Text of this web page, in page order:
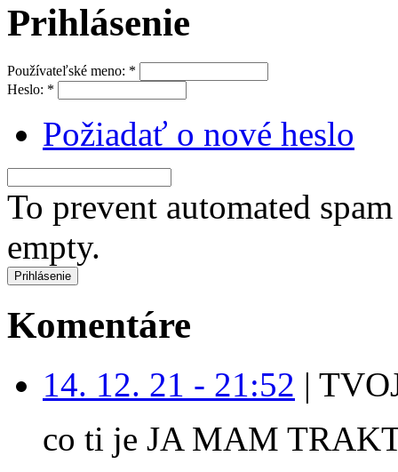
Prihlásenie
Používateľské meno: *
Heslo: *
Požiadať o nové heslo
To prevent automated
empty.
Komentáre
14. 12. 21 - 21:52 |
co ti je JA MAM